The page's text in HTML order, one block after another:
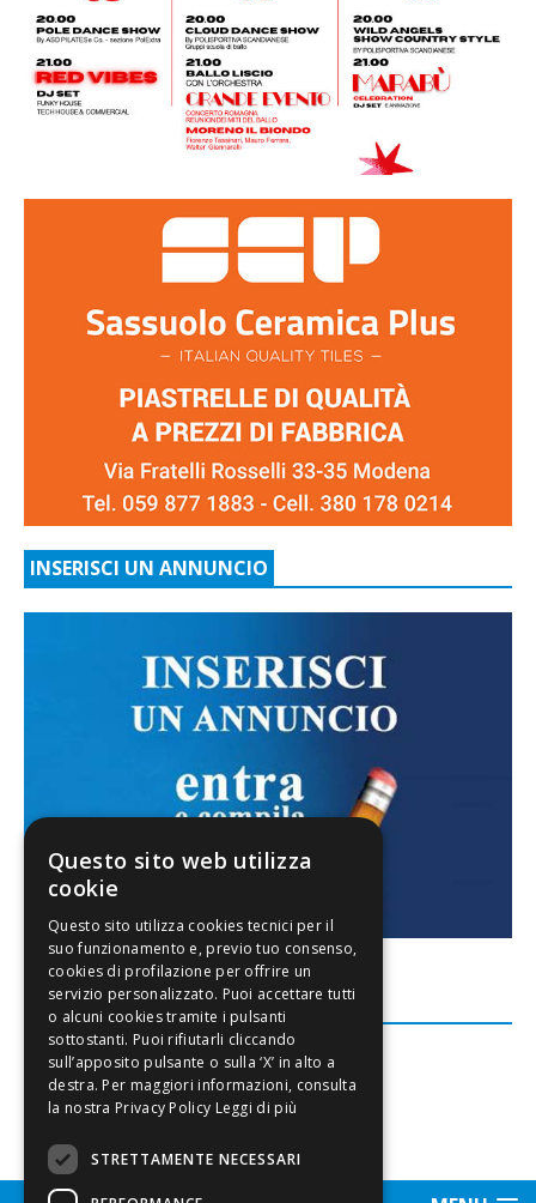
INSERISCI UN ANNUNCIO
FACEBOOK
Questo sito web utilizza
cookie
Leggi di più
STRETTAMENTE NECESSARI